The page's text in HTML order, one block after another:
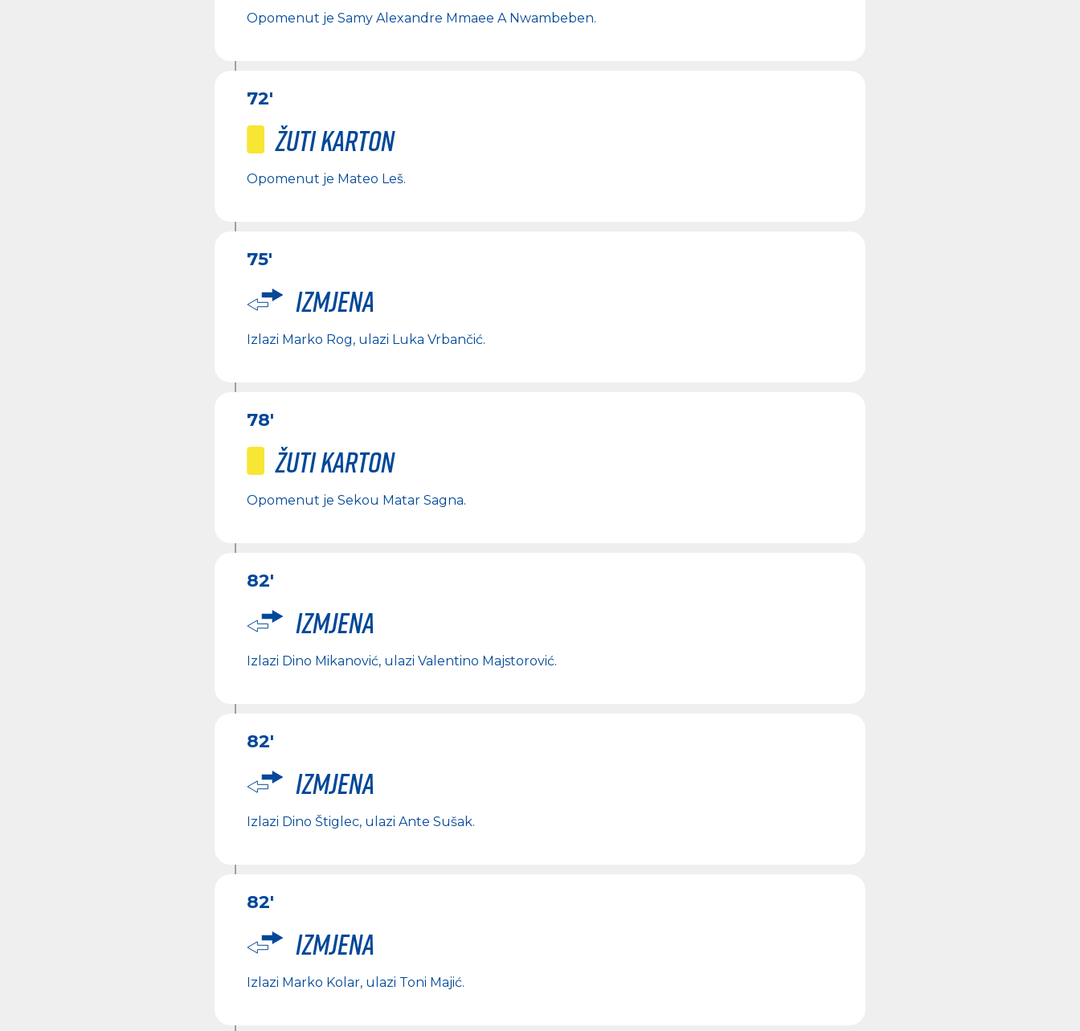
Opomenut je Samy Alexandre Mmaee A Nwambeben.
72'
Žuti karton
Opomenut je Mateo Leš.
75'
Izmjena
Izlazi Marko Rog, ulazi Luka Vrbančić.
78'
Žuti karton
Opomenut je Sekou Matar Sagna.
82'
Izmjena
Izlazi Dino Mikanović, ulazi Valentino Majstorović.
82'
Izmjena
Izlazi Dino Štiglec, ulazi Ante Sušak.
82'
Izmjena
Izlazi Marko Kolar, ulazi Toni Majić.